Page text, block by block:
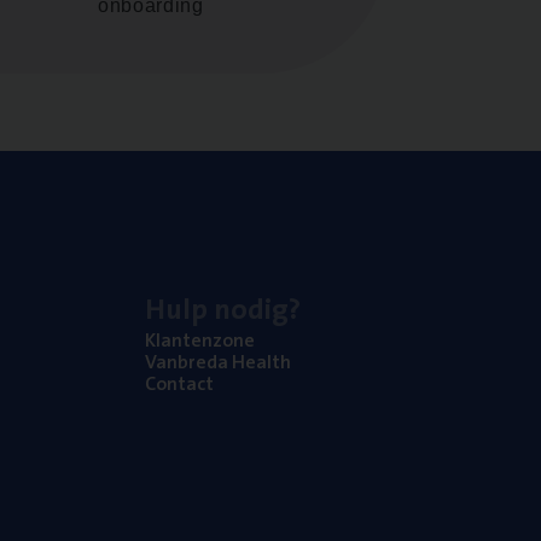
onboarding
Klan­ten­zo­ne
Van­b­re­da Health
Con­tact